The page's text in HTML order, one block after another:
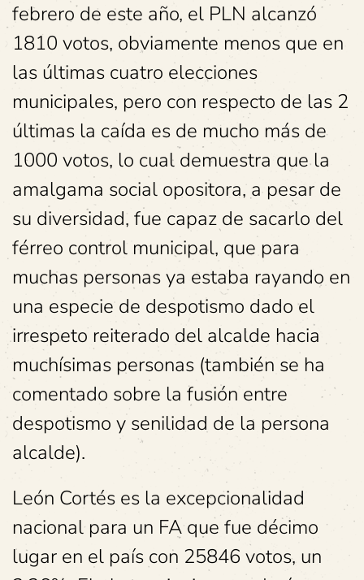
febrero de este año, el PLN alcanzó
1810 votos, obviamente menos que en
las últimas cuatro elecciones
municipales, pero con respecto de las 2
últimas la caída es de mucho más de
1000 votos, lo cual demuestra que la
amalgama social opositora, a pesar de
su diversidad, fue capaz de sacarlo del
férreo control municipal, que para
muchas personas ya estaba rayando en
una especie de despotismo dado el
irrespeto reiterado del alcalde hacia
muchísimas personas (también se ha
comentado sobre la fusión entre
despotismo y senilidad de la persona
alcalde).
León Cortés es la excepcionalidad
nacional para un FA que fue décimo
lugar en el país con 25846 votos, un